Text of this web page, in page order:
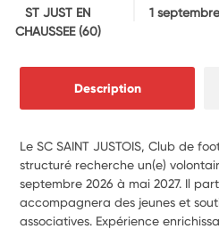
ST JUST EN
CHAUSSEE(60)
1
Description
Le SC SAINT JUSTOIS, Club de
structuré recherche un(e)
septembre 2026 à mai 2027. Il
accompagnera des jeunes et
associatives. Expérience